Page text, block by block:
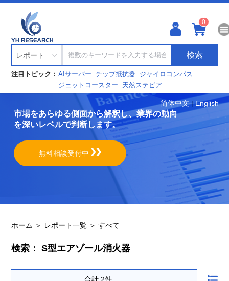
0
レポート 検索
注目トピック： AIサーバーチップ抵抗器 ジャイロコンパス
ジェットコースター 天然ステビア
市場をあらゆる側面から解釈し、業界の動向
を深いレベルで判断します。
無料相談受付中
简体中文 | English
ホーム ＞ レポート一覧 ＞ すべて
検索： S型エアゾール消火器
合計 2件